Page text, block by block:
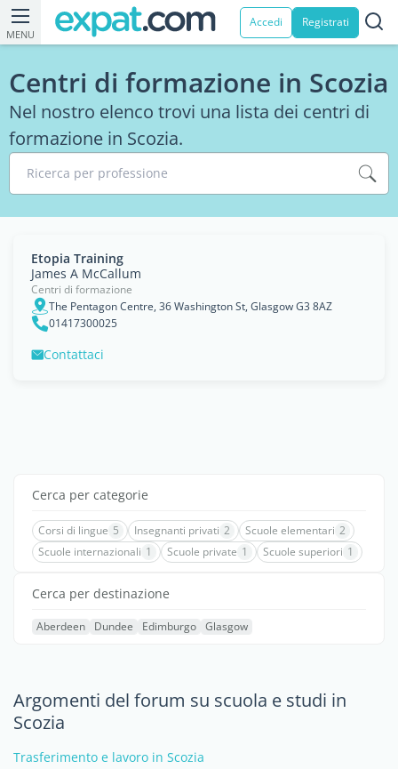
MENU
Accedi Registrati
Centri di formazione in Scozia
Nel nostro elenco trovi una lista dei centri di
formazione in Scozia.
Ricerca per professione
Etopia Training
James A McCallum
Centri di formazione
The Pentagon Centre, 36 Washington St, Glasgow G3 8AZ
01417300025
Contattaci
Cerca per categorie
Corsi di lingue 5 Insegnanti privati 2 Scuole elementari 2
Scuole internazionali 1 Scuole private 1 Scuole superiori 1
Cerca per destinazione
Aberdeen Dundee Edimburgo Glasgow
Argomenti del forum su scuola e studi in
Scozia
Trasferimento e lavoro in Scozia